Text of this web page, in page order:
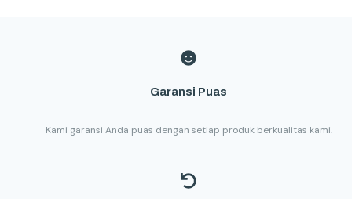
Garansi Puas
Kami garansi Anda puas dengan setiap produk berkualitas kami.